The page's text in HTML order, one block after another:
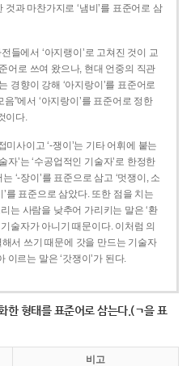
것과 마찬가지로 ‘냄비’를 표준어로 삼
들에서 ‘아지랭이’로 고쳐진 것이 교
어로 쓰여 왔으나, 현대 언중의 직관
경향이 강해 ‘아지랑이’를 표준어로
”에서 ‘아지랑이’를 표준어로 정한
이다.
미사이고 ‘-쟁이’는 기타 어휘에 붙는
자’는 ‘수공업적인 기술자’로 한정한
‘-장이’를 표준으로 삼고 ‘멋쟁이, 소
’를 표준으로 삼았다. 또한 점을 치는
는 사람을 낮추어 가리키는 말은 ‘환
술자가 아니기 때문이다. 이처럼 의
해서 쓰기 때문에 갓을 만드는 기술자
이르는 말은 ‘갓쟁이’가 된다.
한 형태를 표준어로 삼는다.(ㄱ을 표
비고